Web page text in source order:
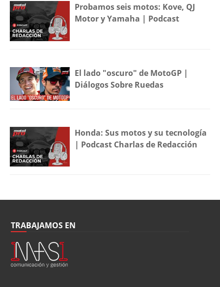
Probamos seis motos: Kove, QJ
Motor y Yamaha | Podcast
El lado "oscuro" de MotoGP |
Diálogos Sobre Ruedas
Honda: Sus motos y su tecnología
| Podcast Charlas de Redacción
TRABAJAMOS EN